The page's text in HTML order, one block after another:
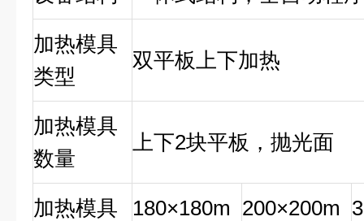
加热模具
类型
双平板上下加热
加热模具
数量
上下2块平板，抛光面
加热模具
180×180m 200×200m